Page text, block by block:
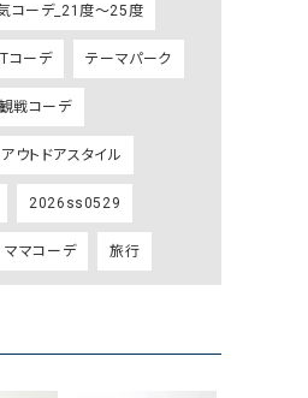
） prit（プリット）
ガー） PUMA（プーマ）
ンバースオー
ムダンガリー）
SUN VALLEY（サンバレー）
SCOTCH&SODA（スコッチ
ー） SUGAR ROSE（シュガーロ
ィー）
コーデ_21度～25度
Tコーデ テーマパーク
観戦コーデ
アウトドアスタイル
2026ss0529
ママコーデ 旅行